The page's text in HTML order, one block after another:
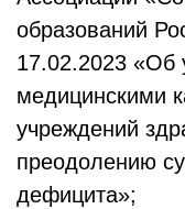
образований
17.02.2023 «Об
медицинскими
учреждений
преодолению
дефицита»;